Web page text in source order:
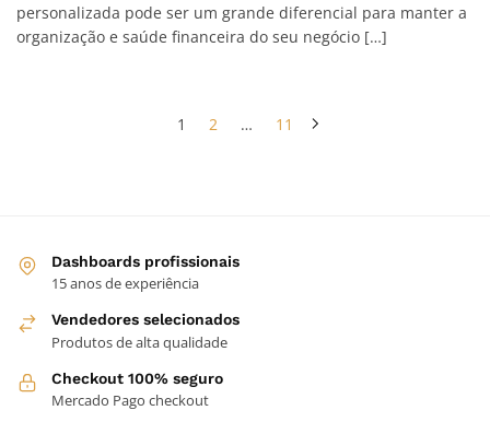
personalizada pode ser um grande diferencial para manter a
organização e saúde financeira do seu negócio […]
1 2 … 11
Dashboards profissionais
15 anos de experiência
Vendedores selecionados
Produtos de alta qualidade
Checkout 100% seguro
Mercado Pago checkout